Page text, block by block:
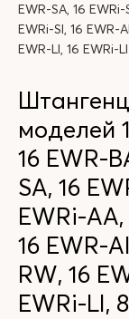
EWR-SA, 16 EWRi-
EWRi-SI, 16 EWR-
EWR-LI, 16 EWRi-LI
моделей
16 EWR-
SA, 16
EWRi-AA,
16 EWR-
RW, 16
EWRi-LI,